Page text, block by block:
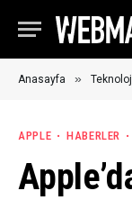
Anasayfa »
APPLE HABERLER